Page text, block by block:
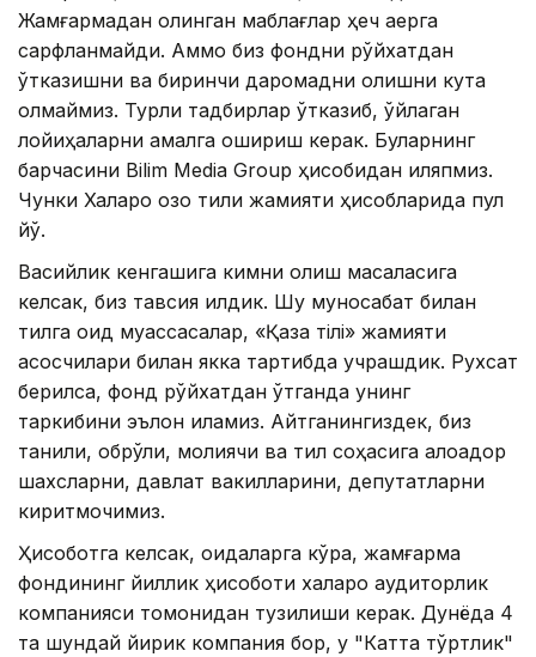
Жамғармадан олинган маблағлар ҳеч қаерга
сарфланмайди. Аммо биз фондни рўйхатдан
ўтказишни ва биринчи даромадни олишни кута
олмаймиз. Турли тадбирлар ўтказиб, ўйлаган
лойиҳаларни амалга ошириш керак. Буларнинг
барчасини Bilim Media Group ҳисобидан қиляпмиз.
Чунки Халқаро қозоқ тили жамияти ҳисобларида пул
йўқ.
Васийлик кенгашига кимни олиш масаласига
келсак, биз тавсия қилдик. Шу муносабат билан
тилга оид муассасалар, «Қазақ тілі» жамияти
асосчилари билан якка тартибда учрашдик. Рухсат
берилса, фонд рўйхатдан ўтганда унинг
таркибини эълон қиламиз. Айтганингиздек, биз
таниқли, обрўли, молиячи ва тил соҳасига алоқадор
шахсларни, давлат вакилларини, депутатларни
киритмоқчимиз.
Ҳисоботга келсак, қоидаларга кўра, жамғарма
фондининг йиллик ҳисоботи халқаро аудиторлик
компанияси томонидан тузилиши керак. Дунёда 4
та шундай йирик компания бор, у "Катта тўртлик"